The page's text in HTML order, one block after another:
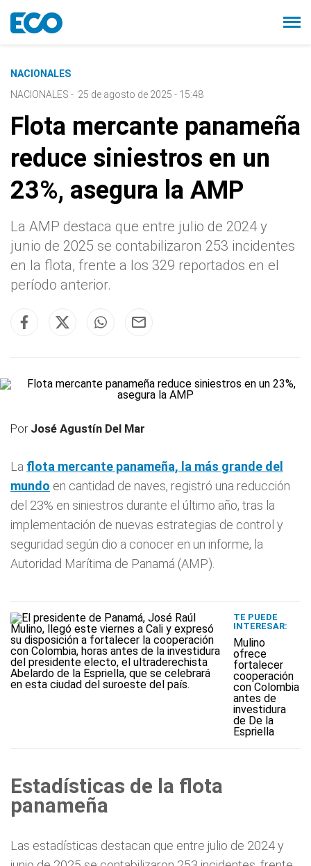
NACIONALES
NACIONALES - 25 de agosto de 2025 - 15:48
Flota mercante panameña
reduce siniestros en un
23%, asegura la AMP
La AMP destaca que entre julio de 2024 y
junio de 2025 se contabilizaron 253 incidentes
en la flota, frente a los 329 reportados en el
período anterior.
Por José Agustín Del Mar
La flota mercante panameña, la más grande del
mundo en cantidad de naves, registró una reducción
del 23% en siniestros durante el último año, tras la
implementación de nuevas estrategias de control y
seguridad según dio a conocer en un informe, la
Autoridad Marítima de Panamá (AMP).
TE PUEDE
INTERESAR:
Mulino
ofrece
fortalecer
cooperación
con Colombia
antes de
investidura
de De la
Espriella
Estadísticas de la flota
panameña
Las estadísticas destacan que entre julio de 2024 y